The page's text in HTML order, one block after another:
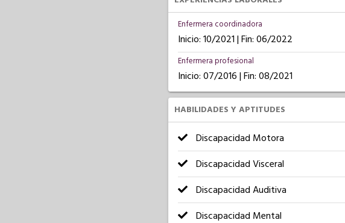
Enfermera coordinadora
Inicio: 10/2021 | Fin: 06/2022
Enfermera profesional
Inicio: 07/2016 | Fin: 08/2021
HABILIDADES Y APTITUDES
Discapacidad Motora
Discapacidad Visceral
Discapacidad Auditiva
Discapacidad Mental